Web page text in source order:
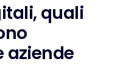
itali,quali
no
aziende